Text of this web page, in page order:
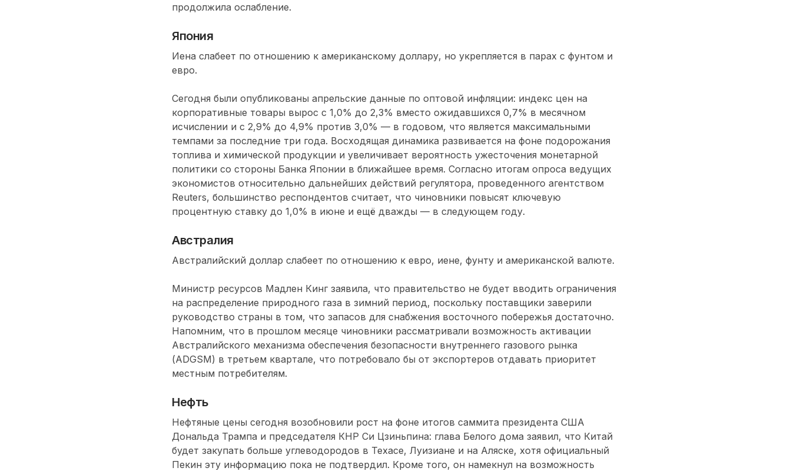
продолжила ослабление.
Япония
Иена слабеет по отношению к американскому доллару, но укрепляется в парах с фунтом и
евро.
Сегодня были опубликованы апрельские данные по оптовой инфляции: индекс цен на
корпоративные товары вырос с 1,0% до 2,3% вместо ожидавшихся 0,7% в месячном
исчислении и с 2,9% до 4,9% против 3,0% — в годовом, что является максимальными
темпами за последние три года. Восходящая динамика развивается на фоне подорожания
топлива и химической продукции и увеличивает вероятность ужесточения монетарной
политики со стороны Банка Японии в ближайшее время. Согласно итогам опроса ведущих
экономистов относительно дальнейших действий регулятора, проведенного агентством
Reuters, большинство респондентов считает, что чиновники повысят ключевую
процентную ставку до 1,0% в июне и ещё дважды — в следующем году.
Австралия
Австралийский доллар слабеет по отношению к евро, иене, фунту и американской валюте.
Министр ресурсов Мадлен Кинг заявила, что правительство не будет вводить ограничения
на распределение природного газа в зимний период, поскольку поставщики заверили
руководство страны в том, что запасов для снабжения восточного побережья достаточно.
Напомним, что в прошлом месяце чиновники рассматривали возможность активации
Австралийского механизма обеспечения безопасности внутреннего газового рынка
(ADGSM) в третьем квартале, что потребовало бы от экспортеров отдавать приоритет
местным потребителям.
Нефть
Нефтяные цены сегодня возобновили рост на фоне итогов саммита президента США
Дональда Трампа и председателя КНР Си Цзиньпина: глава Белого дома заявил, что Китай
будет закупать больше углеводородов в Техасе, Луизиане и на Аляске, хотя официальный
Пекин эту информацию пока не подтвердил. Кроме того, он намекнул на возможность